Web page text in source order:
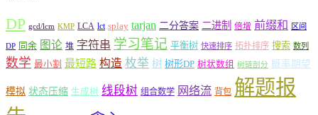
DP gcd/lcm KMP LCA lct splay tarjan 二分答案 二进制 倍增 前缀和 区间
DP 同余 图论 堆 字符串 学习笔记 平衡树 快速排序 拓扑排序 搜索 数列
数学 最小割 最短路 构造 枚举 树 树形DP 树状数组 树链剖分 概率期望
模拟 状态压缩 生成树 线段树 组合数学 网络流 背包 解题报